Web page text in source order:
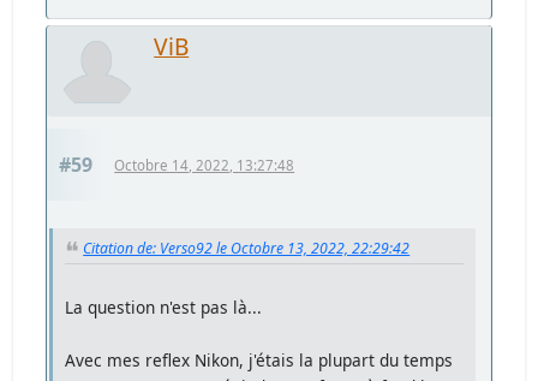
ViB
#59 Octobre 14, 2022, 13:27:48
Citation de: Verso92 le Octobre 13, 2022, 22:29:42
La question n'est pas là...
Avec mes reflex Nikon, j'étais la plupart du temps